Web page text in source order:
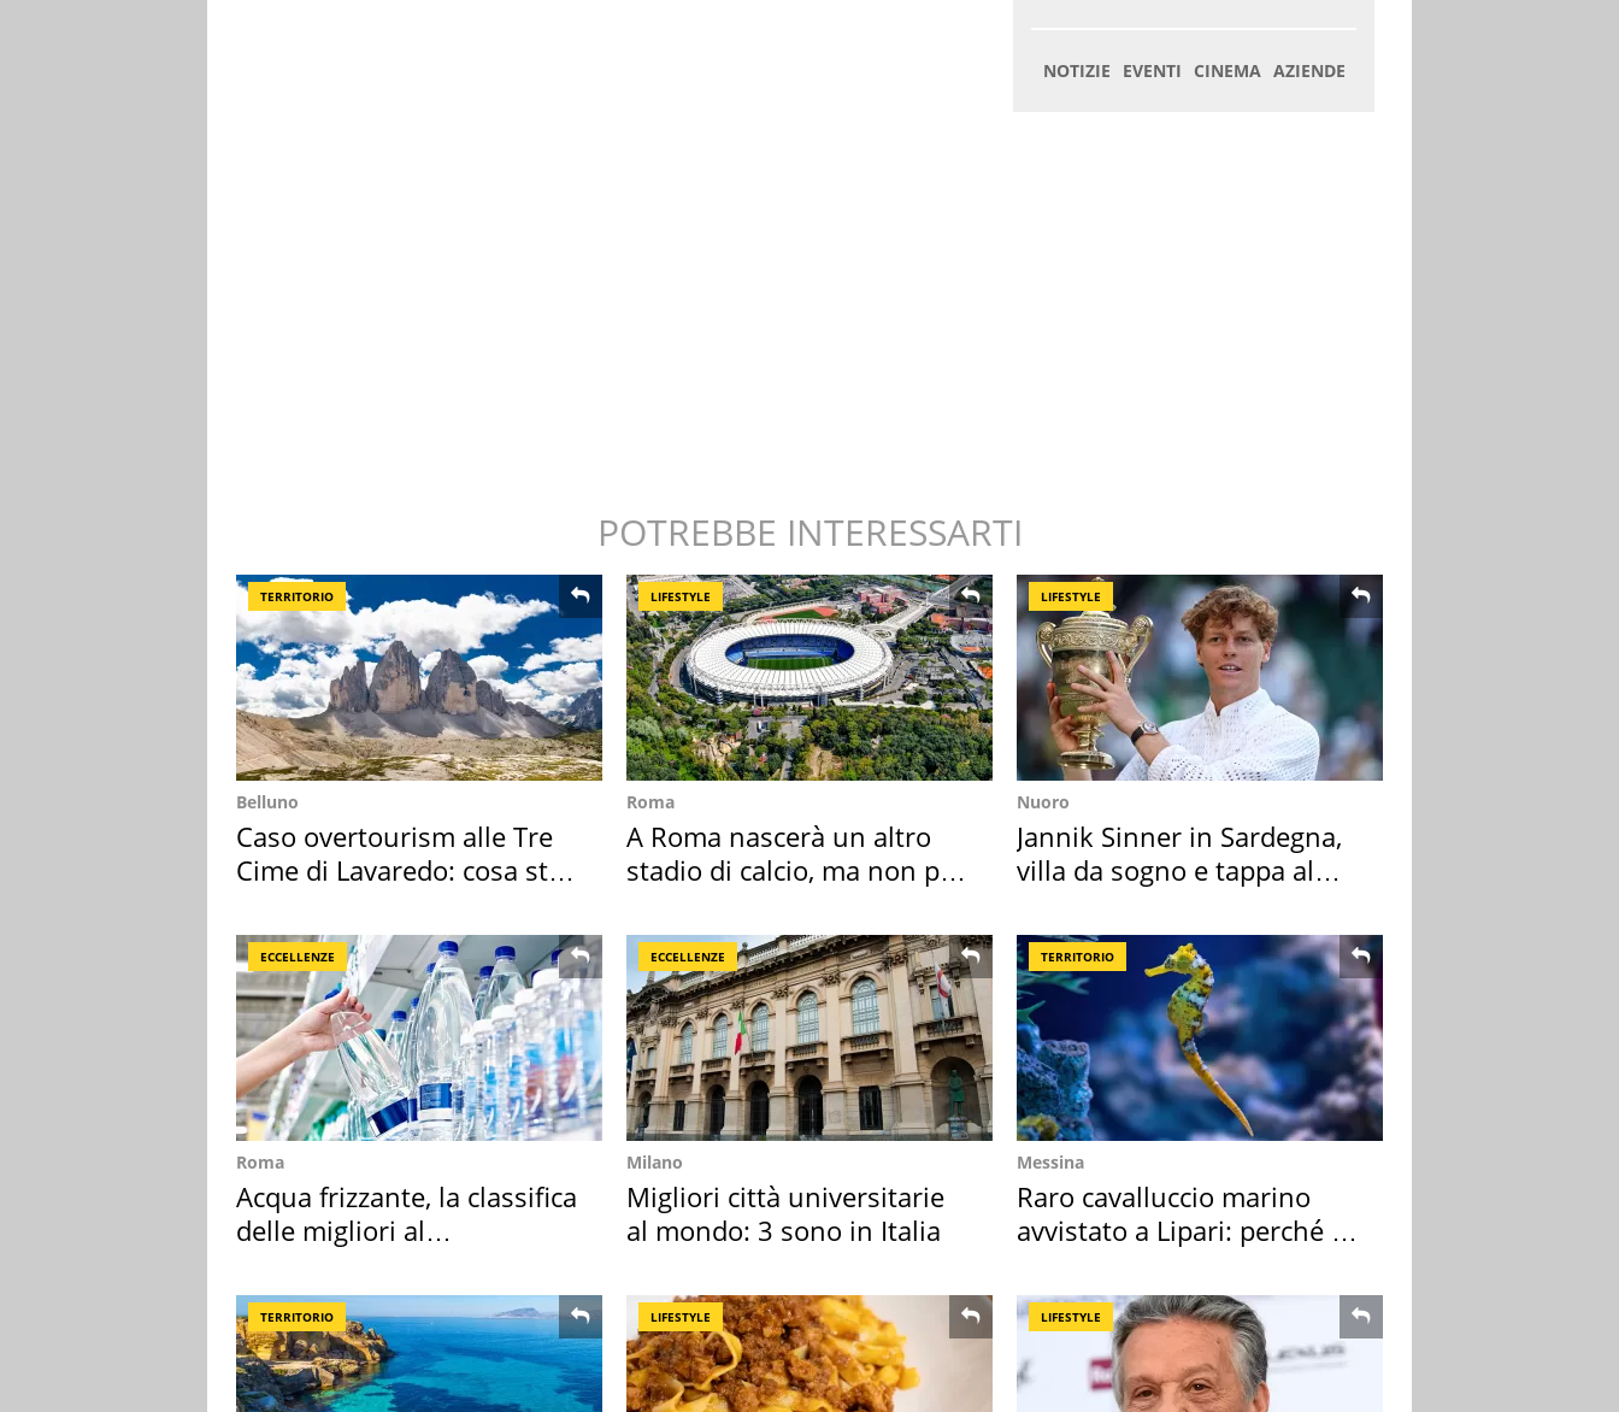
POTREBBE INTERESSARTI
TERRITORIO
Belluno
Caso overtourism alle Tre
Cime di Lavaredo: cosa sta
LIFESTYLE
Roma
A Roma nascerà un altro
stadio di calcio, ma non per
LIFESTYLE
Nuoro
Jannik Sinner in Sardegna,
villa da sogno e tappa al
ECCELLENZE
Roma
Acqua frizzante, la classifica
delle migliori al
ECCELLENZE
Milano
Migliori città universitarie
al mondo: 3 sono in Italia
TERRITORIO
Messina
Raro cavalluccio marino
avvistato a Lipari: perché è
TERRITORIO LIFESTYLE LIFESTYLE